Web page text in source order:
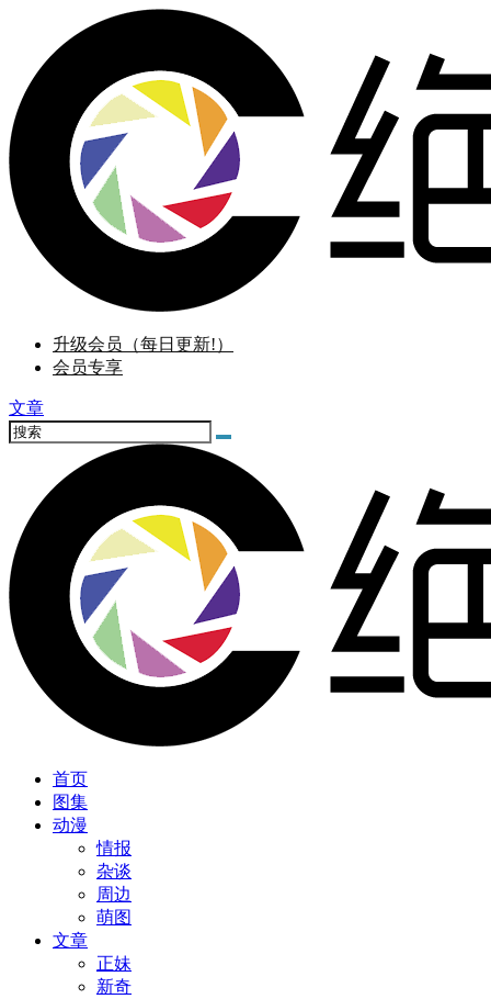
升级会员（每日更新!）
会员专享
文章
首页
图集
动漫
情报
杂谈
周边
萌图
文章
正妹
新奇